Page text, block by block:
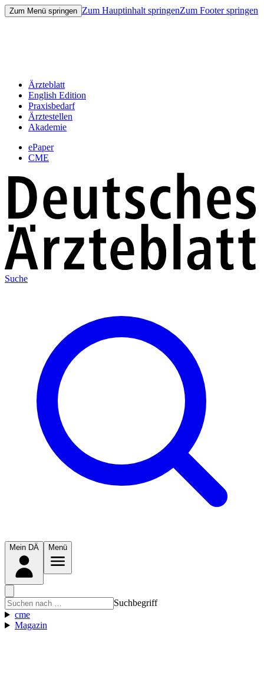
Zum Menü springen Zum Hauptinhalt springenZum Footer springen
Ärzteblatt
English Edition
Praxisbedarf
Ärztestellen
Akademie
ePaper
CME
Suche
Mein DÄ Menü
Suchbegriff
cme
Magazin